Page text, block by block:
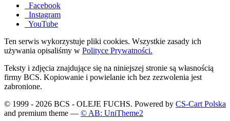
Facebook
Instagram
YouTube
Ten serwis wykorzystuje pliki cookies. Wszystkie zasady ich
używania opisaliśmy w Polityce Prywatności.
Teksty i zdjęcia znajdujące się na niniejszej stronie są własnością
firmy BCS. Kopiowanie i powielanie ich bez zezwolenia jest
zabronione.
© 1999 - 2026 BCS - OLEJE FUCHS. Powered by CS-Cart Polska
and premium theme — © AB: UniTheme2